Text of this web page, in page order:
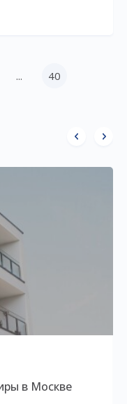
... 40
в Москве